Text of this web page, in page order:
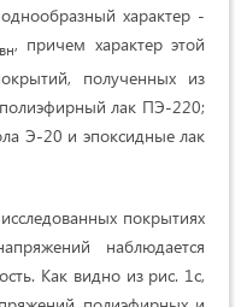
характер -
вн, причем характер этой
полученных из
лак ПЭ-220;
Э-20 и эпоксидные лак
покрытиях
наблюдается
Как видно из рис. 1с,